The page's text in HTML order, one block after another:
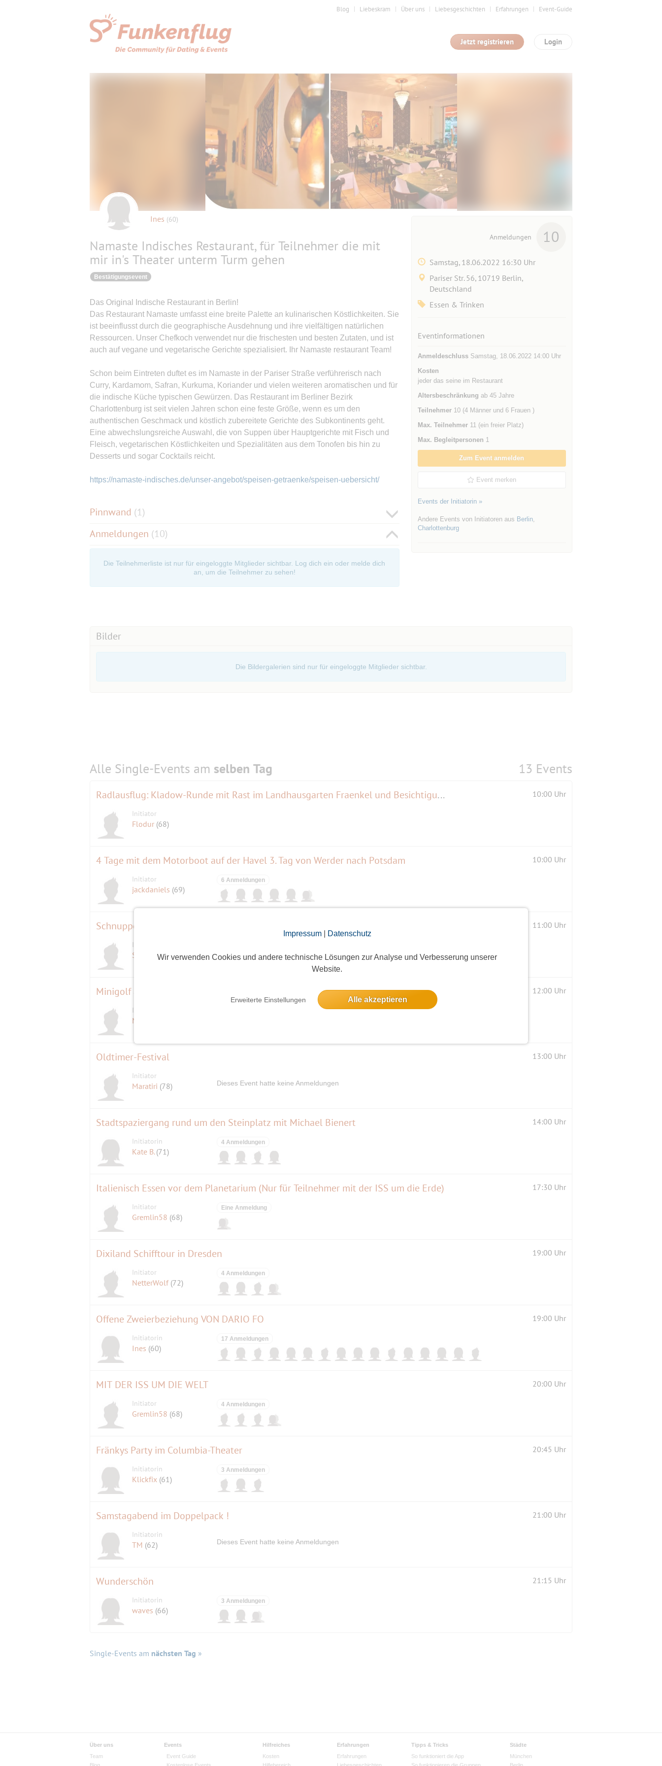
Impressum| Datenschutz
Wir verwenden Cookies und andere technische Lösungen zur Analyse und Verbesserung unserer
Website.
Erweiterte Einstellungen Alle akzeptieren
Blog Liebeskram Über uns Liebesgeschichten Erfahrungen Event-Guide
Login
Jetzt registrieren
Ines (60)
Namaste Indisches Restaurant, für Teilnehmer die mit
mir in's Theater unterm Turm gehen
Bestätigungsevent
Das Original Indische Restaurant in Berlin!
Das Restaurant Namaste umfasst eine breite Palette an kulinarischen Köstlichkeiten. Sie
ist beeinflusst durch die geographische Ausdehnung und ihre vielfältigen natürlichen
Ressourcen. Unser Chefkoch verwendet nur die frischesten und besten Zutaten, und ist
auch auf vegane und vegetarische Gerichte spezialisiert. Ihr Namaste restaurant Team!
Schon beim Eintreten duftet es im Namaste in der Pariser Straße verführerisch nach
Curry, Kardamom, Safran, Kurkuma, Koriander und vielen weiteren aromatischen und für
die indische Küche typischen Gewürzen. Das Restaurant im Berliner Bezirk
Charlottenburg ist seit vielen Jahren schon eine feste Größe, wenn es um den
authentischen Geschmack und köstlich zubereitete Gerichte des Subkontinents geht.
Eine abwechslungsreiche Auswahl, die von Suppen über Hauptgerichte mit Fisch und
Fleisch, vegetarischen Köstlichkeiten und Spezialitäten aus dem Tonofen bis hin zu
Desserts und sogar Cocktails reicht.
https://namaste-indisches.de/unser-angebot/speisen-getraenke/speisen-uebersicht/
Pinnwand (1)
Anmeldungen (10)
Die Teilnehmerliste ist nur für eingeloggte Mitglieder sichtbar. Log dich ein oder melde dich
an, um die Teilnehmer zu sehen!
Anmeldungen 10
Samstag, 18.06.2022 16:30 Uhr
Pariser Str. 56, 10719 Berlin,
Deutschland
Essen & Trinken
Eventinformationen
AnmeldeschlussSamstag, 18.06.2022 14:00 Uhr
Kosten
jeder das seine im Restaurant
Altersbeschränkung ab 45 Jahre
Teilnehmer10 (4 Männer und 6 Frauen )
Max. Teilnehmer11 (ein freier Platz)
Max. Begleitpersonen 1
Zum Event anmelden
Event merken
Events der Initiatorin »
Andere Events von Initiatoren aus Berlin,
Charlottenburg
Bilder
Die Bildergalerien sind nur für eingeloggte Mitglieder sichtbar.
Alle Single-Events am selben Tag 13 Events
Radlausflug: Kladow-Runde mit Rast im Landhausgarten Fraenkel und Besichtigung des Fort Hahneberg 10:00 Uhr
Initiator
Flodur (68)
4 Tage mit dem Motorboot auf der Havel 3. Tag von Werder nach Potsdam 10:00 Uhr
Initiator
jackdaniels (69)
6 Anmeldungen
Schnuppersegeln auf der Classic-Yacht “MOANA“ 11:00 Uhr
Initiator
Sealine(68)
Minigolf am Schäfersee 12:00 Uhr
Initiator
Michael
Oldtimer-Festival 13:00 Uhr
Initiator
Maratiri (78) Dieses Event hatte keine Anmeldungen
Stadtspaziergang rund um den Steinplatz mit Michael Bienert 14:00 Uhr
Initiatorin
Kate B.(71)
4 Anmeldungen
Italienisch Essen vor dem Planetarium (Nur für Teilnehmer mit der ISS um die Erde) 17:30 Uhr
Initiator
Gremlin58 (68)
Eine Anmeldung
Dixiland Schifftour in Dresden 19:00 Uhr
Initiator
NetterWolf (72)
4 Anmeldungen
Offene Zweierbeziehung VON DARIO FO 19:00 Uhr
Initiatorin
Ines (60)
17 Anmeldungen
MIT DER ISS UM DIE WELT 20:00 Uhr
Initiator
Gremlin58 (68)
4 Anmeldungen
Fränkys Party im Columbia-Theater 20:45 Uhr
Initiatorin
Klickfix (61)
3 Anmeldungen
Samstagabend im Doppelpack ! 21:00 Uhr
Initiatorin
TM (62) Dieses Event hatte keine Anmeldungen
Wunderschön 21:15 Uhr
Initiatorin
waves (66)
3 Anmeldungen
Single-Events am nächsten Tag »
Über uns
Team
Events
Event Guide
Hilfreiches
Kosten
Erfahrungen
Erfahrungen
Tipps & Tricks
So funktioniert die App
Städte
München